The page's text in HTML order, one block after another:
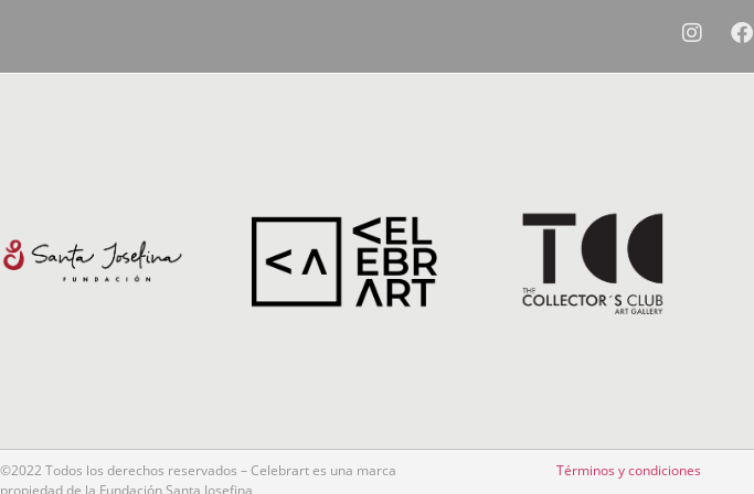
©2022 Todos los derechos reservados – Celebrart es una marca
propiedad de la Fundación Santa Josefina
Términos y condiciones